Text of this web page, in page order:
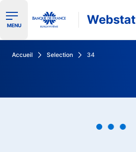
Ouvrir le menu de navigation
MENU Webstat
Accueil Selection 34